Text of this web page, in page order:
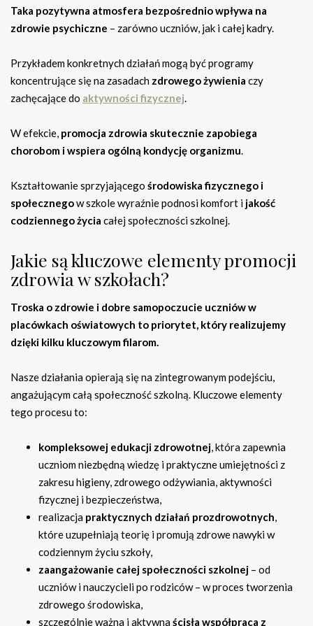
Taka pozytywna atmosfera bezpośrednio wpływa na
zdrowie psychiczne – zarówno uczniów, jak i całej kadry.
Przykładem konkretnych działań mogą być programy
koncentrujące się na zasadach zdrowego żywienia czy
zachęcające do aktywności fizycznej.
W efekcie, promocja zdrowia skutecznie zapobiega
chorobom i wspiera ogólną kondycję organizmu.
Kształtowanie sprzyjającego środowiska fizycznego i
społecznegow szkole wyraźnie podnosi komfort i jakość
codziennego życia całej społeczności szkolnej.
Jakie są kluczowe elementy promocji
zdrowia w szkołach?
Troska o zdrowie i dobre samopoczucie uczniów w
placówkach oświatowych to priorytet, który realizujemy
dzięki kilku kluczowym filarom.
Nasze działania opierają się na zintegrowanym podejściu,
angażującym całą społeczność szkolną. Kluczowe elementy
tego procesu to:
kompleksowej edukacji zdrowotnej, która zapewnia
uczniom niezbędną wiedzę i praktyczne umiejętności z
zakresu higieny, zdrowego odżywiania, aktywności
fizycznej i bezpieczeństwa,
realizacja praktycznych działań prozdrowotnych,
które uzupełniają teorię i promują zdrowe nawyki w
codziennym życiu szkoły,
zaangażowanie całej społeczności szkolnej – od
uczniów i nauczycieli po rodziców – w proces tworzenia
zdrowego środowiska,
szczególnie ważna i aktywnaścisła współpraca z